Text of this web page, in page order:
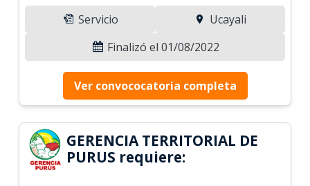
Servicio
Ucayali
Finalizó el 01/08/2022
Ver convococatoria completa
GERENCIA TERRITORIAL DE
PURUS requiere: